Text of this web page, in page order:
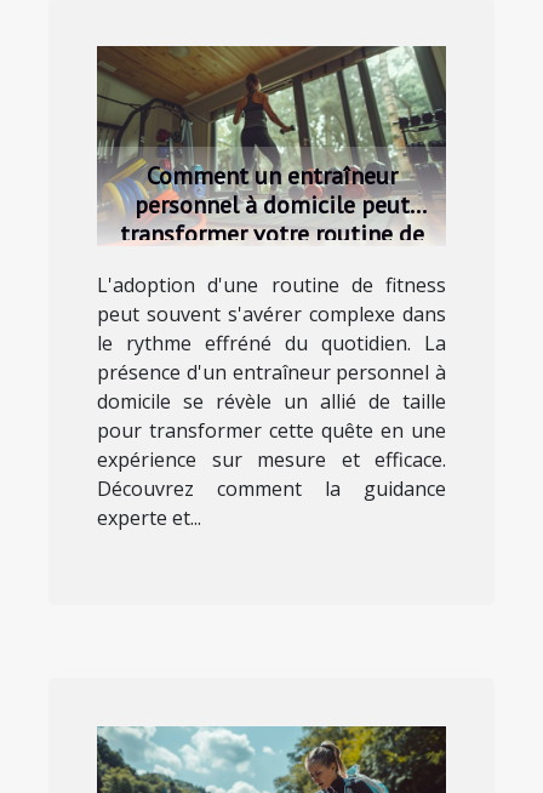
Comment un entraîneur
personnel à domicile peut
transformer votre routine de
L'adoption d'une routine de fitness
peut souvent s'avérer complexe dans
le rythme effréné du quotidien. La
présence d'un entraîneur personnel à
domicile se révèle un allié de taille
pour transformer cette quête en une
expérience sur mesure et efficace.
Découvrez comment la guidance
experte et...